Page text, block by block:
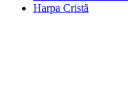
Harpa Cristã